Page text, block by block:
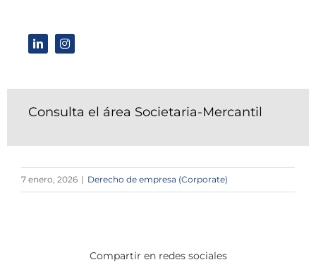
Consulta el área Societaria-Mercantil
7 enero, 2026 | Derecho de empresa (Corporate)
Compartir en redes sociales